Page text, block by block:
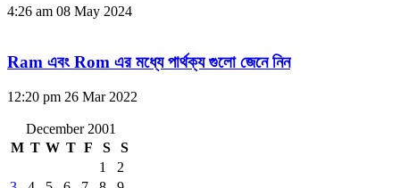
4:26 am 08 May 2024
Ram এবং Rom এর মধ্যে পার্থক্য গুলো জেনে নিন
12:20 pm 26 Mar 2022
December 2001
M T W T F S
S
1
2